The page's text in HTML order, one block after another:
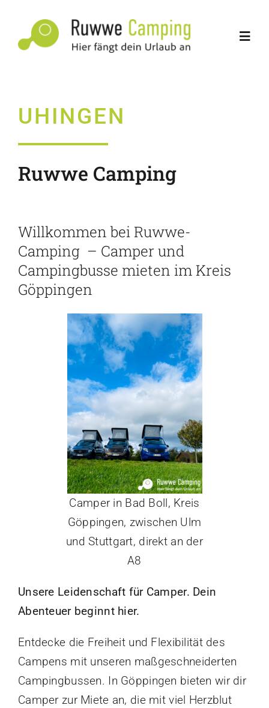
springen
Über uns
Dein Abenteuer
Fahrzeuge
Versicherung
UHINGEN
Ruwwe Camping
Willkommen bei Ruwwe-
Camping – Camper und
Campingbusse mieten im Kreis
Göppingen
Camper in Bad Boll, Kreis
Göppingen, zwischen Ulm
und Stuttgart, direkt an der
A8
Unsere Leidenschaft für Camper. Dein
Abenteuer beginnt hier.
Entdecke die Freiheit und Flexibilität des
Campens mit unseren maßgeschneiderten
Campingbussen. In Göppingen bieten wir dir
Camper zur Miete an, die mit viel Herzblut